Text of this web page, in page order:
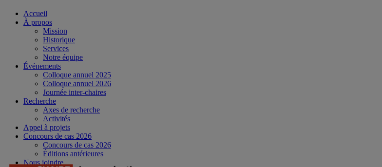
Accueil
À propos
Mission
Historique
Services
Notre équipe
Événements
Colloque annuel 2025
Colloque annuel 2026
Journée inter-chaires
Recherche
Axes de recherche
Activités
Appel à projets
Concours de cas 2026
Concours de cas 2026
Éditions antérieures
Nous joindre